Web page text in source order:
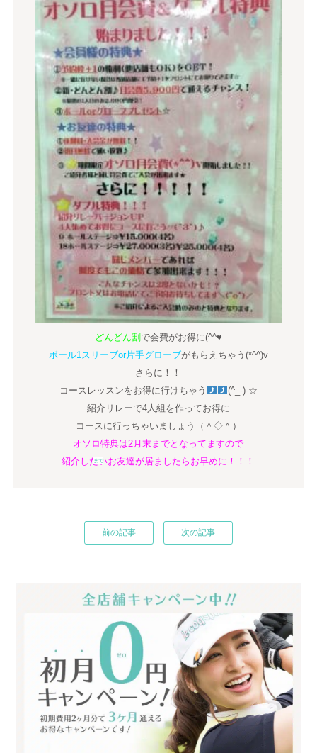
どんどん割 で会費がお得に(^^♥
ボール1スリーブor片手グローブがもらえちゃう(*^^)v
さらに！！
コースレッスンをお得に行けちゃう
(^_-)-☆
紹介リレーで4人組を作ってお得に
コースに行っちゃいましょう（＾◇＾）
オソロ特典は2月末までとなってますので
紹介したいお友達が居ましたらお早めに！！！
前の記事 次の記事
まで